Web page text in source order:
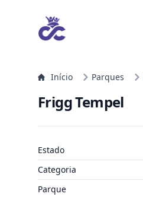
Início Parques
Frigg Tempel
Estado
Categoria
Parque